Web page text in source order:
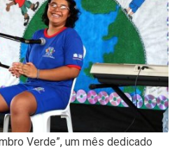
Verde”, um mês dedicado